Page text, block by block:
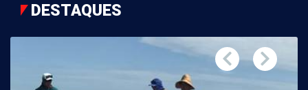
DESTAQUES